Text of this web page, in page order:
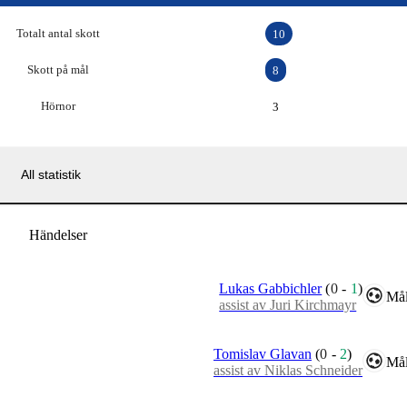
Totalt antal skott 10
Skott på mål 8
Hörnor 3
All statistik
Händelser
Lukas Gabbichler (0- 1)
assist av Juri Kirchmayr
Tomislav Glavan (0 - 2)
assist av Niklas Schneider